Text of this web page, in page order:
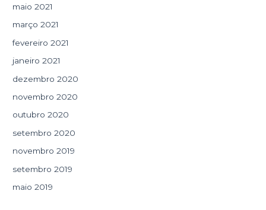
maio 2021
março 2021
fevereiro 2021
janeiro 2021
dezembro 2020
novembro 2020
outubro 2020
setembro 2020
novembro 2019
setembro 2019
maio 2019